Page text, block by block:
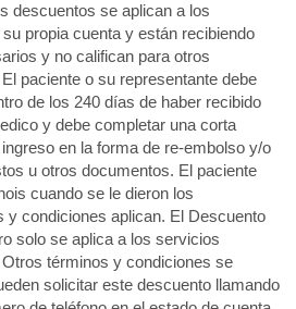
descuentos se aplican a los
propia cuenta y están recibiendo
y no califican para otros
paciente o su representante debe
de los 240 días de haber recibido
y debe completar una corta
en la forma de re-embolso y/o
u otros documentos. El paciente
cuando se le dieron los
y condiciones aplican. El Descuento
solo se aplica a los servicios
términos y condiciones se
solicitar este descuento llamando